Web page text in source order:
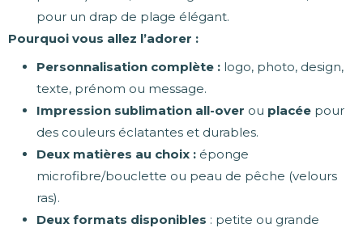
pour un drap de plage élégant.
Pourquoi vous allez l’adorer :
Personnalisation complète : logo, photo, design,
texte, prénom ou message.
Impression sublimation all-over ou placée pour
des couleurs éclatantes et durables.
Deux matières au choix : éponge
microfibre/bouclette ou peau de pêche (velours
ras).
Deux formats disponibles : petite ou grande